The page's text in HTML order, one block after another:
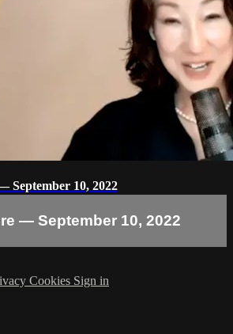
September 10, 2022
— September 10, 2022
Cookies Sign in